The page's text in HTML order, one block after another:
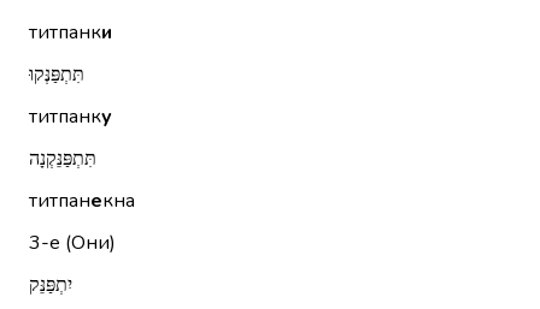
титпанки
תִּתְפַּנְּקוּ
титпанку
תִּתְפַּנֵּקְנָה
титпанекна
3-е (Они)
יִתְפַּנֵּק